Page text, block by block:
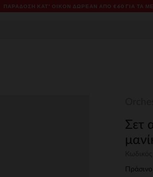
ΠΑΡΆΔΟΣΗ ΚΑΤ' ΟΊΚΟΝ ΔΩΡΕΑΝ ΑΠΌ €60 ΓΙΑ ΤΑ
Σετ
Πράσινο